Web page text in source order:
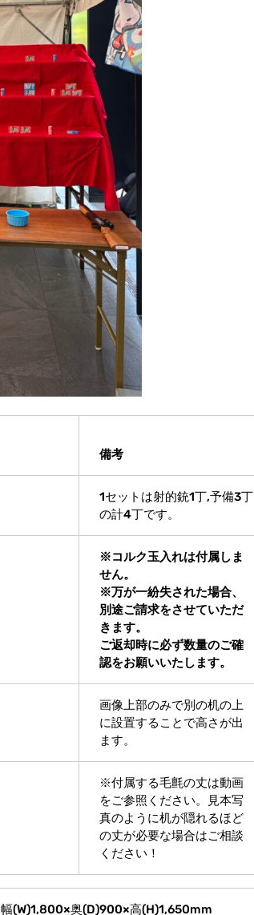
備考
1セットは射的銃1丁,予備3丁
の計4丁です。
※コルク玉入れは付属しま
せん。
※万が一紛失された場合、
別途ご請求をさせていただ
きます。
ご返却時に必ず数量のご確
認をお願いいたします。
画像上部のみで別の机の上
に設置することで高さが出
ます。
※付属する毛氈の丈は動画
をご参照ください。見本写
真のように机が隠れるほど
の丈が必要な場合はご相談
ください！
幅(W)1,800×奥(D)900×高(H)1,650mm